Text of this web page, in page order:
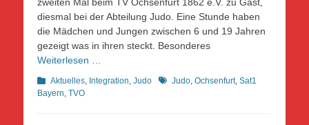
diesmal bei der Abteilung Judo. Eine Stunde haben
die Mädchen und Jungen zwischen 6 und 19 Jahren
gezeigt was in ihren steckt. Besonderes
Weiterlesen …
Kategorien
Aktuelles Integration Judo Schlagworte
Judo Ochsenfurt, Sat1
Bayern TVO